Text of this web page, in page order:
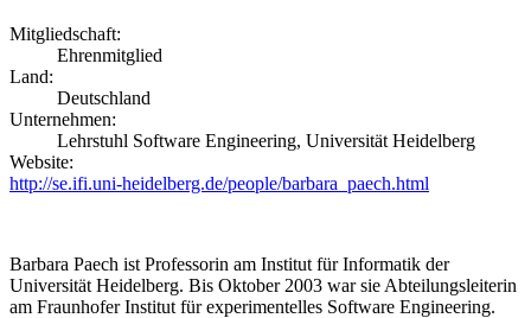
Mitgliedschaft:
Ehrenmitglied
Land:
Deutschland
Unternehmen:
Lehrstuhl Software Engineering, Universität Heidelberg
Website:
http://se.ifi.uni-heidelberg.de/people/barbara_paech.html
Barbara Paech ist Professorin am Institut für Informatik der
Universität Heidelberg. Bis Oktober 2003 war sie Abteilungsleiterin
am Fraunhofer Institut für experimentelles Software Engineering.